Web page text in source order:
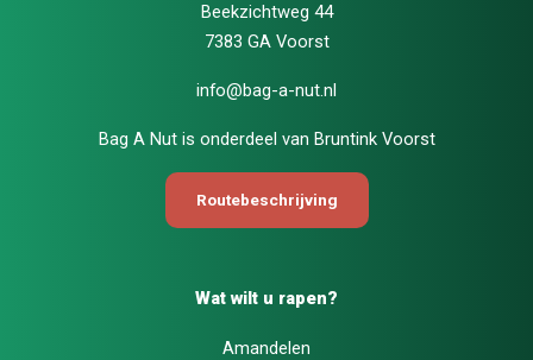
Beekzichtweg 44
7383 GA Voorst
info@bag-a-nut.nl
Bag A Nut is onderdeel van Bruntink Voorst
Routebeschrijving
Wat wilt u rapen?
Amandelen